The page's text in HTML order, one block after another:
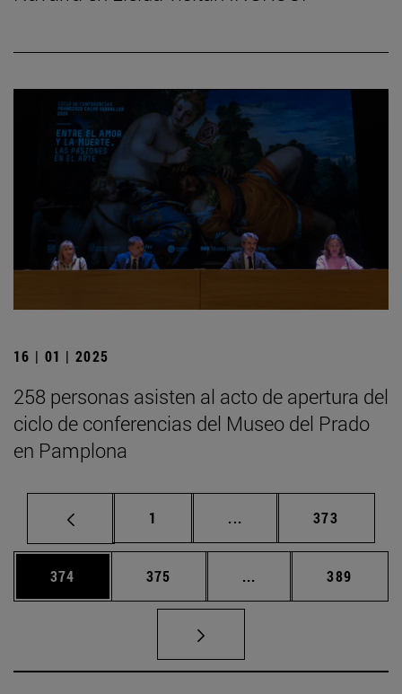
16 | 01 | 2025
258 personas asisten al acto de apertura del
ciclo de conferencias del Museo del Prado
en Pamplona
Página
1 ... Páginas intermedias
Página
373
Página
374 Página
375 ... Páginas intermedias
Página
389